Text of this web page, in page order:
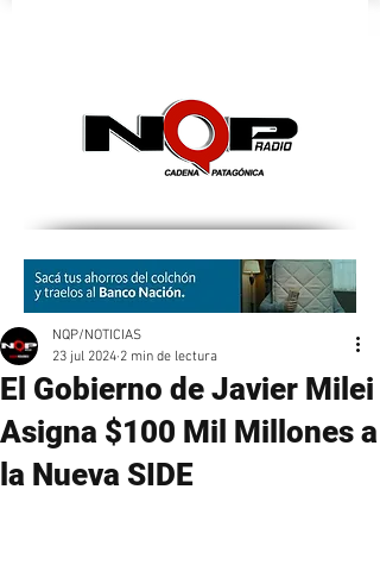
El Gobierno de Javier Milei
Asigna $100 Mil Millones a
la Nueva SIDE
NQP/NOTICIAS
23 jul 2024 2 min de lectura